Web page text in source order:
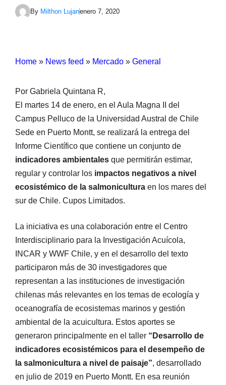
By Milthon Lujanenero 7, 2020
Home » News feed » Mercado » General
Por Gabriela Quintana R,
El martes 14 de enero, en el Aula Magna II del
Campus Pelluco de la Universidad Austral de Chile
Sede en Puerto Montt, se realizará la entrega del
Informe Científico que contiene un conjunto de
indicadores ambientales que permitirán estimar,
regular y controlar los impactos negativos a nivel
ecosistémico de la salmonicultura en los mares del
sur de Chile. Cupos Limitados.
La iniciativa es una colaboración entre el Centro
Interdisciplinario para la Investigación Acuícola,
INCAR y WWF Chile, y en el desarrollo del texto
participaron más de 30 investigadores que
representan a las instituciones de investigación
chilenas más relevantes en los temas de ecología y
oceanografía de ecosistemas marinos y gestión
ambiental de la acuicultura. Estos aportes se
generaron principalmente en el taller “Desarrollo de
indicadores ecosistémicos para el desempeño de
la salmonicultura a nivel de paisaje”, desarrollado
en julio de 2019 en Puerto Montt. En esa reunión